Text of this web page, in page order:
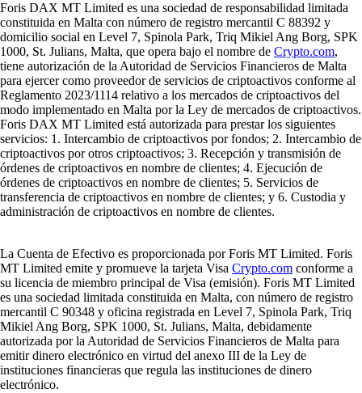
Foris DAX MT Limited es una sociedad de responsabilidad limitada
constituida en Malta con número de registro mercantil C 88392 y
domicilio social en Level 7, Spinola Park, Triq Mikiel Ang Borg, SPK
1000, St. Julians, Malta, que opera bajo el nombre de Crypto.com,
tiene autorización de la Autoridad de Servicios Financieros de Malta
para ejercer como proveedor de servicios de criptoactivos conforme al
Reglamento 2023/1114 relativo a los mercados de criptoactivos del
modo implementado en Malta por la Ley de mercados de criptoactivos.
Foris DAX MT Limited está autorizada para prestar los siguientes
servicios: 1. Intercambio de criptoactivos por fondos; 2. Intercambio de
criptoactivos por otros criptoactivos; 3. Recepción y transmisión de
órdenes de criptoactivos en nombre de clientes; 4. Ejecución de
órdenes de criptoactivos en nombre de clientes; 5. Servicios de
transferencia de criptoactivos en nombre de clientes; y 6. Custodia y
administración de criptoactivos en nombre de clientes.
La Cuenta de Efectivo es proporcionada por Foris MT Limited. Foris
MT Limited emite y promueve la tarjeta Visa Crypto.com conforme a
su licencia de miembro principal de Visa (emisión). Foris MT Limited
es una sociedad limitada constituida en Malta, con número de registro
mercantil C 90348 y oficina registrada en Level 7, Spinola Park, Triq
Mikiel Ang Borg, SPK 1000, St. Julians, Malta, debidamente
autorizada por la Autoridad de Servicios Financieros de Malta para
emitir dinero electrónico en virtud del anexo III de la Ley de
instituciones financieras que regula las instituciones de dinero
electrónico.